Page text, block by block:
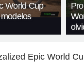
World Cup
Epic World